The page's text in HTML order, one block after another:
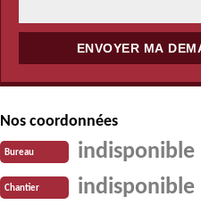
Nos coordonnées
Bureau indisponible
Chantier indisponible